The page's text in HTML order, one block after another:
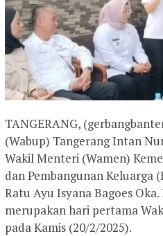
TANGERANG,
(Wabup) Tangerang Intan
Wakil Menteri (Wamen)
dan Pembangunan Keluarga
Ratu Ayu Isyana Bagoes
merupakan hari pertama
pada Kamis (20/2/2025).